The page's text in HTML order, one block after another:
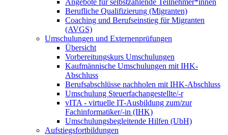
Angebote für selbstzahlende Teilnehmer*innen
Berufliche Qualifizierung (Migranten)
Coaching und Berufseinstieg für Migranten
(AVGS)
Umschulungen und Externenprüfungen
Übersicht
Vorbereitungskurs Umschulungen
Kaufmännische Umschulungen mit IHK-
Abschluss
Berufsabschlüsse nachholen mit IHK-Abschluss
Umschulung Steuerfachangestellte/-r
vITA - virtuelle IT-Ausbildung zum/zur
Fachinformatiker/-in (IHK)
Umschulungsbegleitende Hilfen (UbH)
Aufstiegsfortbildungen